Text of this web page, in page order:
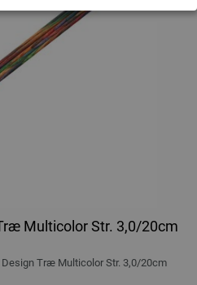
Multicolor Str. 3,0/20cm
Design Træ Multicolor Str. 3,0/20cm